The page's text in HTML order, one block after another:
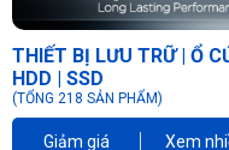
THIẾT BỊ LƯU TRỮ | Ổ
HDD | SSD
(TỔNG 218 SẢN PHẨM)
Giảm giá Xem